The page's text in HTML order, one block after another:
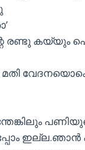
രണ്ടു
ഇല്ല.ഞാന്‍